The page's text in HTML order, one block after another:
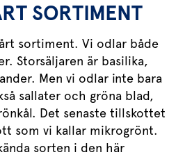
SORTIMENT
sortiment. Vi odlar både
Storsäljaren är basilika,
Men vi odlar inte bara
sallater och gröna blad,
Det senaste tillskottet
som vi kallar mikrogrönt.
sorten i den här